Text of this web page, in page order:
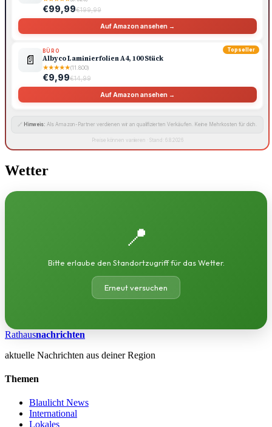
€99,99€199,99
Auf Amazon ansehen →
Topseller
📄
BÜRO
Albyco Laminierfolien A4, 100 Stück
★★★★★(11.800)
€9,99€14,99
Auf Amazon ansehen →
🔗 Hinweis: Als Amazon-Partner verdienen wir an qualifizierten Verkäufen. Keine Mehrkosten für dich.
Preise können variieren · Stand: 6.8.2026
Wetter
📍
Bitte erlaube den Standortzugriff für das Wetter.
Erneut versuchen
Rathausnachrichten
aktuelle Nachrichten aus deiner Region
Themen
Blaulicht News
International
Lokales